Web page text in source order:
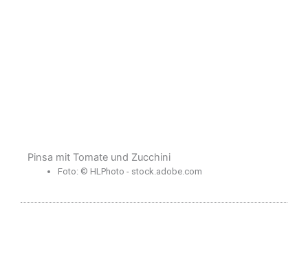
Pinsa mit Tomate und Zucchini
Foto: © HLPhoto - stock.adobe.com